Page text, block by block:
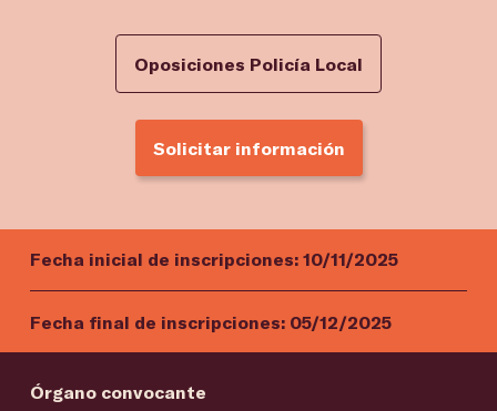
Oposiciones Policía Local
Solicitar información
Fecha inicial de inscripciones: 10/11/2025
Fecha final de inscripciones: 05/12/2025
Órgano convocante